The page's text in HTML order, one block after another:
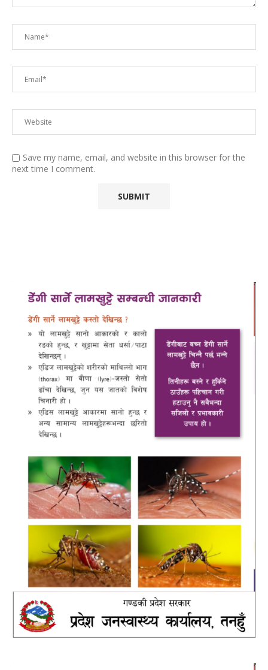
Save my name, email, and website in this browser for the
next time I comment.